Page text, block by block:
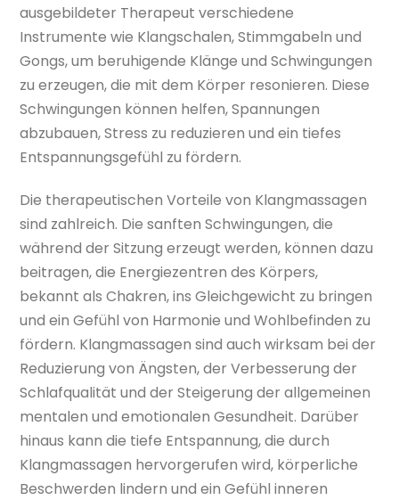
ausgebildeter Therapeut verschiedene
Instrumente wie Klangschalen, Stimmgabeln und
Gongs, um beruhigende Klänge und Schwingungen
zu erzeugen, die mit dem Körper resonieren. Diese
Schwingungen können helfen, Spannungen
abzubauen, Stress zu reduzieren und ein tiefes
Entspannungsgefühl zu fördern.
Die therapeutischen Vorteile von Klangmassagen
sind zahlreich. Die sanften Schwingungen, die
während der Sitzung erzeugt werden, können dazu
beitragen, die Energiezentren des Körpers,
bekannt als Chakren, ins Gleichgewicht zu bringen
und ein Gefühl von Harmonie und Wohlbefinden zu
fördern. Klangmassagen sind auch wirksam bei der
Reduzierung von Ängsten, der Verbesserung der
Schlafqualität und der Steigerung der allgemeinen
mentalen und emotionalen Gesundheit. Darüber
hinaus kann die tiefe Entspannung, die durch
Klangmassagen hervorgerufen wird, körperliche
Beschwerden lindern und ein Gefühl inneren